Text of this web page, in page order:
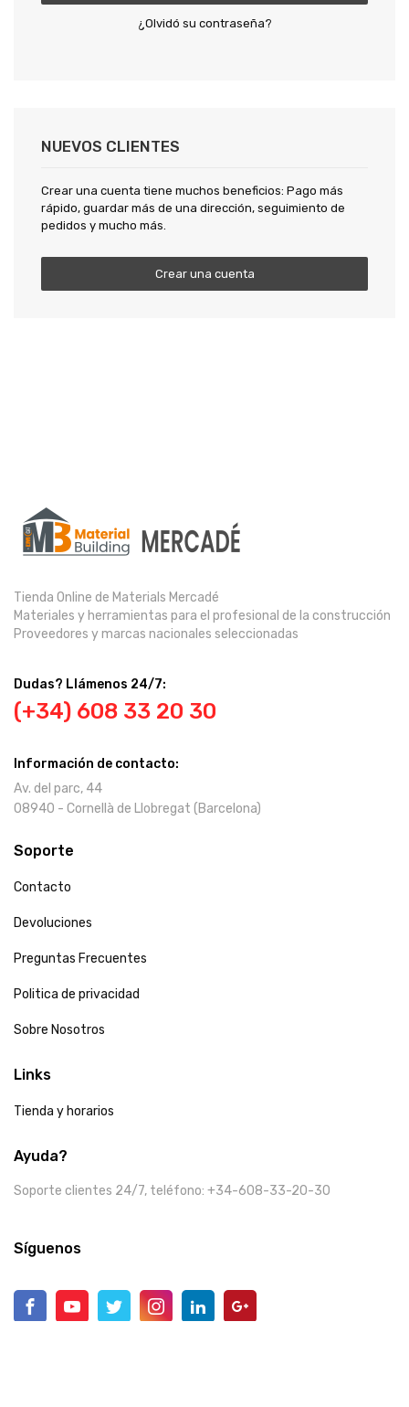
¿Olvidó su contraseña?
NUEVOS CLIENTES
Crear una cuenta tiene muchos beneficios: Pago más
rápido, guardar más de una dirección, seguimiento de
pedidos y mucho más.
Crear una cuenta
Tienda Online de Materials Mercadé
Materiales y herramientas para el profesional de la construcción
Proveedores y marcas nacionales seleccionadas
Dudas? Llámenos 24/7:
(+34) 608 33 20 30
Información de contacto:
Av. del parc, 44
08940 - Cornellà de Llobregat (Barcelona)
Soporte
Contacto
Devoluciones
Preguntas Frecuentes
Politica de privacidad
Sobre Nosotros
Links
Tienda y horarios
Ayuda?
Soporte clientes 24/7, teléfono: +34-608-33-20-30
Síguenos